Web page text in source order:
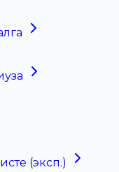
(эксп.)